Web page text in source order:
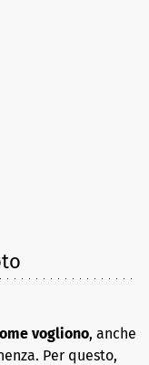
vogliono, anche
Per questo,